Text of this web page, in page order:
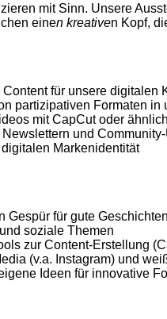
mit Sinn. Unsere
einen kreativen Kopf,
für unsere digitalen
partizipativen Formaten
mit CapCut oder
und
Markenidentität
Gespür für gute Geschichten
soziale Themen
zur Content-Erstellung
(v.a. Instagram) und
Ideen für innovative